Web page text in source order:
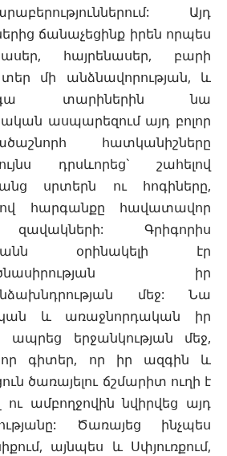
Այդ
ճանաչեցինք իրեն որպես
հայրենասեր, բարի
տեր մի անձնավորության, և
տարիներին նա
ասպարեզում այդ բոլոր
հատկանիշները
դրսևորեց` շահելով
սրտերն ու հոգիները,
հարգանքը հավատավոր
Գրիգորիս
օրինակելի էր
իր
մեջ: Նա
և առաջնորդական իր
ապրեց երջանկության մեջ,
գիտեր, որ իր ազգին և
ծառայելու ճշմարիտ ուղի է
ու ամբողջովին նվիրվեց այդ
Ծառայեց ինչպես
այնպես և Սփյուռքում,